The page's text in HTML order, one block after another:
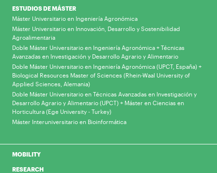
ESTUDIOS DE MÁSTER
Máster Universitario en Ingeniería Agronómica
Máster Universitario en Innovación, Desarrollo y Sostenibilidad
Agroalimentaria
Doble Máster Universitario en Ingeniería Agronómica + Técnicas
Avanzadas en Investigación y Desarrollo Agrario y Alimentario
Doble Máster Universitario en Ingeniería Agronómica (UPCT, España) +
Biological Resources Master of Sciences (Rhein-Waal University of
Applied Sciences, Alemania)
Doble Máster Universitario en Técnicas Avanzadas en Investigación y
Desarrollo Agrario y Alimentario (UPCT) + Máster en Ciencias en
Horticultura (Ege University - Turkey)
Máster Interuniversitario en Bioinformática
MOBILITY
RESEARCH